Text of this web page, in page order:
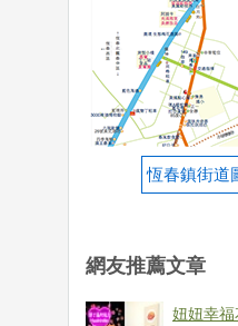
恆春鎮街道
網友推薦文章
妞妞幸福